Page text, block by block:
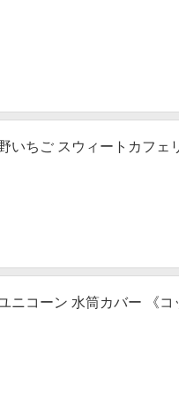
いちご スウィートカフェ
ニコーン 水筒カバー 《コ